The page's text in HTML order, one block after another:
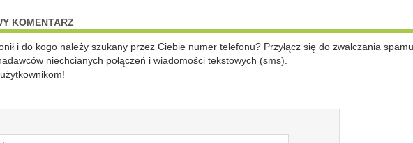
KOMENTARZ
i do kogo należy szukany przez Ciebie numer telefonu? Przyłącz się do zwalczania spamu
niechcianych połączeń i wiadomości tekstowych (sms).